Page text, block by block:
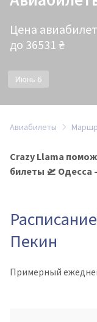
Цена
до 36531 ₴
Июнь 6
Авиабилеты
Crazy Llama
билеты 🛫 Одесса
Пекин
Примерный